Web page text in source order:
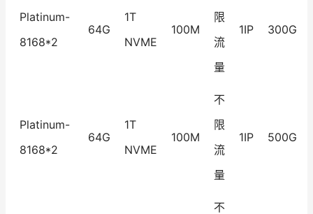
Platinum-
8168*2
64G
1T
NVME
100M
限
流
量
1IP 300G
Platinum-
8168*2
64G
1T
NVME
100M
不
限
流
量
1IP 500G
不